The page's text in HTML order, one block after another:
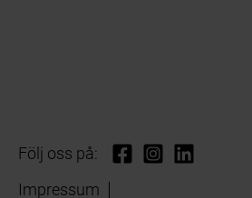
Följ oss på:
Impressum